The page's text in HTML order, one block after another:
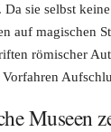
sie selbst
auf magischen
römischer
Museen